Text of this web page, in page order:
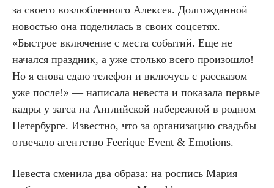
за своего возлюбленного Алексея. Долгожданной
новостью она поделилась в своих соцсетях.
«Быстрое включение с места событий. Еще не
начался праздник, а уже столько всего произошло!
Но я снова сдаю телефон и включусь с рассказом
уже после!» — написала невеста и показала первые
кадры у загса на Английской набережной в родном
Петербурге. Известно, что за организацию свадьбы
отвечало агентство Feerique Event & Emotions.
Невеста сменила два образа: на роспись Мария